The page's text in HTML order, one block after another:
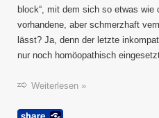
block“, mit dem sich so etwas wie
vorhandene, aber schmerzhaft
lässt? Ja, denn der letzte
nur noch homöopathisch
Weiterlesen »